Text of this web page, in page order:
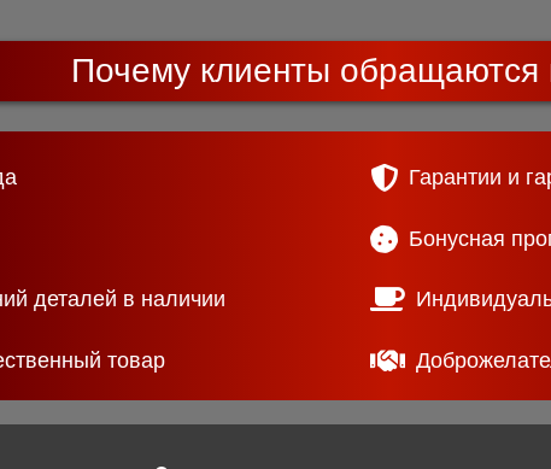
Почему клиенты обращаются
деталей в наличии
товар
Гарантии и
Бонусная